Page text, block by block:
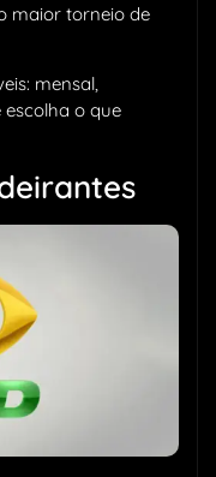
maior torneio de
mensal,
o que